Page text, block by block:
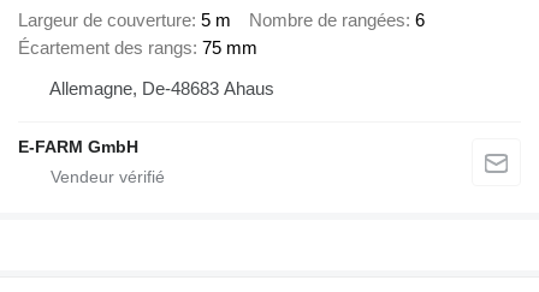
Largeur de couverture 5 m Nombre de rangées 6
Écartement des rangs 75 mm
Allemagne, De-48683 Ahaus
E-FARM GmbH